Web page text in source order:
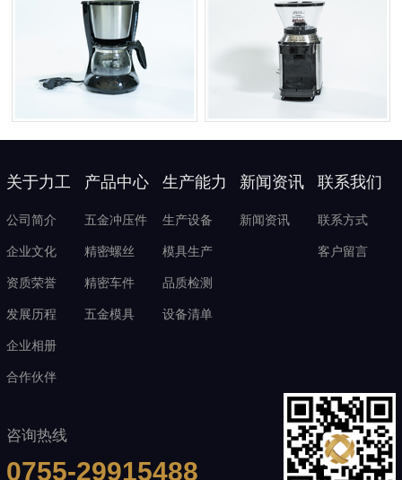
关于力工
公司简介
企业文化
资质荣誉
发展历程
企业相册
合作伙伴
产品中心
五金冲压件
精密螺丝
精密车件
五金模具
生产能力
生产设备
模具生产
品质检测
设备清单
新闻资讯
新闻资讯
联系我们
联系方式
客户留言
咨询热线
0755-29915488